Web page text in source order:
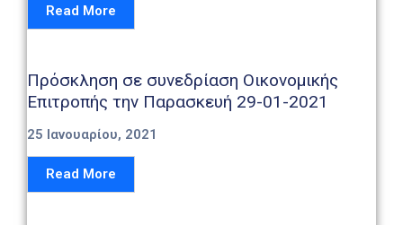
Read More
Πρόσκληση σε συνεδρίαση Οικονομικής
Επιτροπής την Παρασκευή 29-01-2021
25 Ιανουαρίου, 2021
Read More